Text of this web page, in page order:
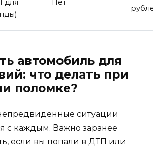
для
Нет
автомобиль для
что делать при
поломке?
ситуации
с каждым. Важно заранее
если вы попали в ДТП или